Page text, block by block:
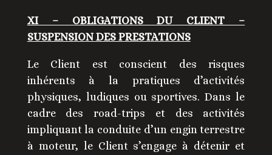
XI – OBLIGATIONS DU CLIENT –
SUSPENSION DES PRESTATIONS
Le Client est conscient des risques
inhérents à la pratiques d’activités
physiques, ludiques ou sportives. Dans le
cadre des road-trips et des activités
impliquant la conduite d’un engin terrestre
à moteur, le Client s’engage à détenir et